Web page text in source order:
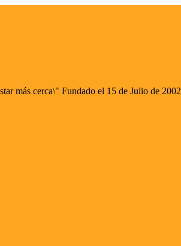
más cerca\" Fundado el 15 de Julio de 2002